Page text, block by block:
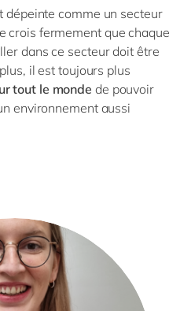
dépeinte comme un secteur
crois fermement que chaque
dans ce secteur doit être
il est toujours plus
tout le monde de pouvoir
environnement aussi